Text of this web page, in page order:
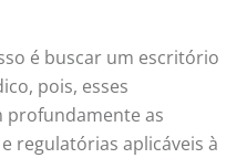
é buscar um escritório
pois, esses
profundamente as
regulatórias aplicáveis à